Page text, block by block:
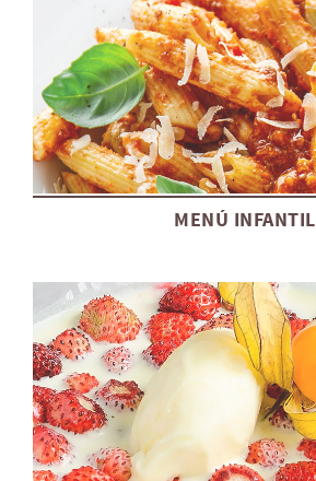
MENÚ INFANTIL